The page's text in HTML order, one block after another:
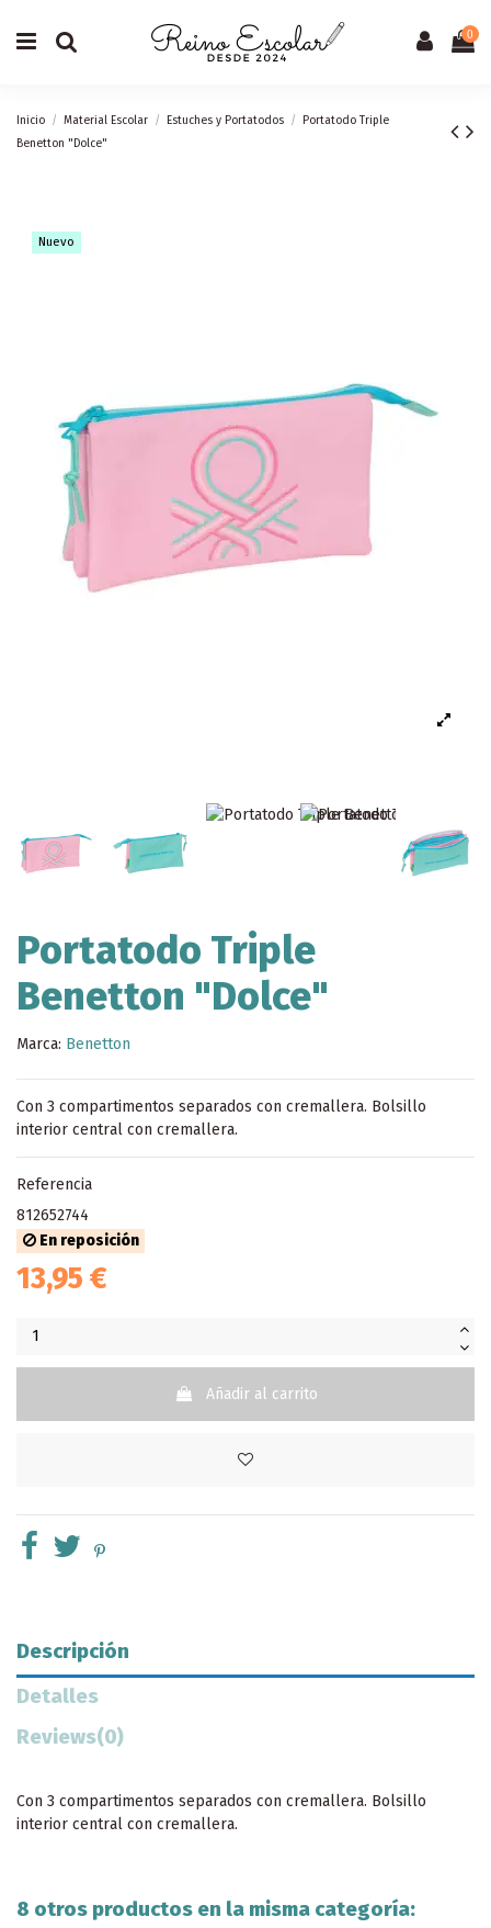
0
Inicio Material Escolar Estuches y Portatodos
Portatodo Triple
Benetton "Dolce"
Nuevo
Portatodo Triple
Benetton "Dolce"
Marca: Benetton
Con 3 compartimentos separados con cremallera. Bolsillo
interior central con cremallera.
Referencia
812652744
En reposición
13,95 €
Añadir al carrito
Descripción
Detalles
Reviews(0)
Con 3 compartimentos separados con cremallera. Bolsillo
interior central con cremallera.
8 otros productos en la misma categoría: